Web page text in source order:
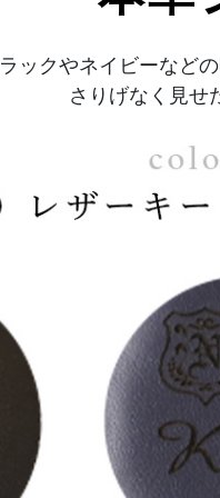
ックやネイビーなど
さりげなく見せ